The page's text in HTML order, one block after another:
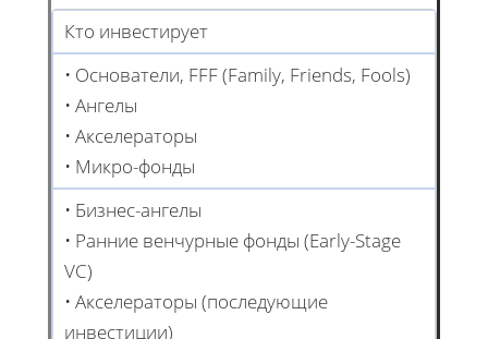
Кто инвестирует
• Основатели, FFF (Family, Friends, Fools)
• Ангелы
• Акселераторы
• Микро-фонды
• Бизнес-ангелы
• Ранние венчурные фонды (Early-Stage
VC)
• Акселераторы (последующие
инвестиции)